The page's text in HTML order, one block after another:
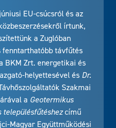
EU-csúcsról és az
írtunk,
a Zuglóban
fenntarthatóbb távfűtés
a BKM Zrt. energetikai és
helyettesével és
Dr.
Szakmai
a
Geotermikus
című
Magyar Együttműködési